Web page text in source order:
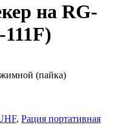
на RG-
(пайка)
, Рация портативная